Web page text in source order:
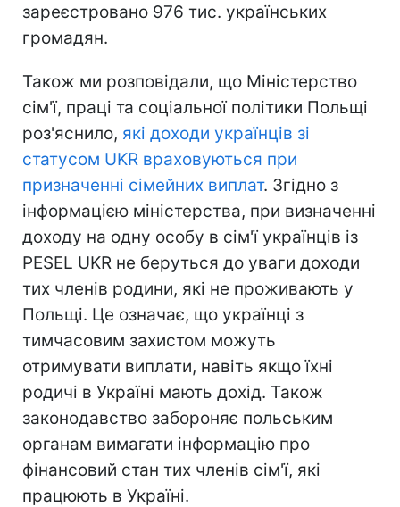
зареєстровано 976 тис. українських
громадян.
Також ми розповідали, що Міністерство
сім'ї, праці та соціальної політики Польщі
роз'яснило, які доходи українців зі
статусом UKR враховуються при
призначенні сімейних виплат. Згідно з
інформацією міністерства, при визначенні
доходу на одну особу в сім'ї українців із
PESEL UKR не беруться до уваги доходи
тих членів родини, які не проживають у
Польщі. Це означає, що українці з
тимчасовим захистом можуть
отримувати виплати, навіть якщо їхні
родичі в Україні мають дохід. Також
законодавство забороняє польським
органам вимагати інформацію про
фінансовий стан тих членів сім'ї, які
працюють в Україні.